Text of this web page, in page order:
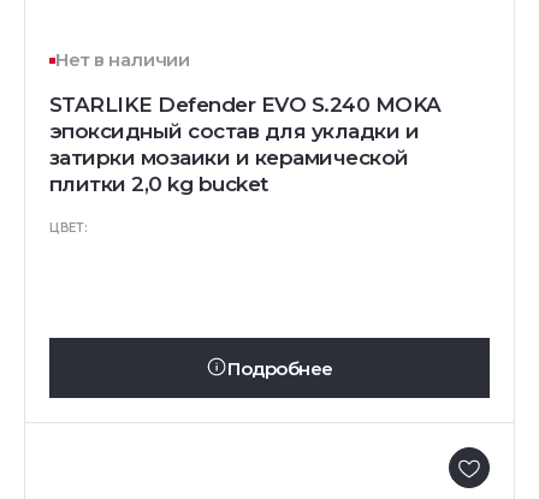
Нет в наличии
STARLIKE Defender EVO S.240 MOKA
эпоксидный состав для укладки и
затирки мозаики и керамической
плитки 2,0 kg bucket
ЦВЕТ:
Подробнее